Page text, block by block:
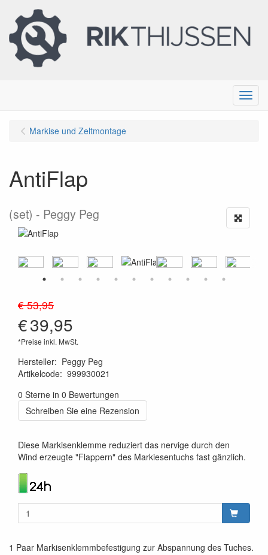
Menu
Markise und Zeltmontage
AntiFlap
(set) Peggy Peg
€ 53,95
€39,95
*Preise inkl. MwSt.
Hersteller: Peggy Peg
Artikelcode: 999930021
0 Sterne in 0 Bewertungen
Schreiben Sie eine Rezension
Diese Markisenklemme reduziert das nervige durch den
Wind erzeugte "Flappern" des Markiesentuchs fast gänzlich.
1 Paar Markisenklemmbefestigung zur Abspannung des Tuches.